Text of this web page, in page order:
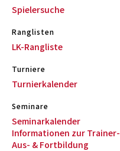
Spielersuche
Ranglisten
LK-Rangliste
Turniere
Turnierkalender
Seminare
Seminarkalender
Informationen zur Trainer-
Aus- & Fortbildung